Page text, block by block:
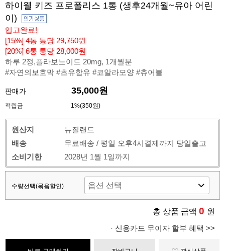
하이웰 키즈 프로폴리스 1통 (생후24개월~유아 어린
이)
입고완료!
[15%] 4통 통당 29,750원
[20%] 6통 통당 28,000원
하루 2정,플라보노이드 20mg, 1개월분
#자연의보호막 #초유함유 #코알라모양 #츄어블
판매가 35,000원
적립금 1%(350원)
원산지
뉴질랜드
배송
무료배송 / 평일 오후4시결제까지 당일출고
소비기한
2028년 1월 1일까지
수량선택(묶음할인)
총 상품 금액 0 원
· 신용카드 무이자 할부 혜택 >>